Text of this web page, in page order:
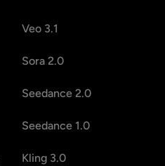
Veo 3.1
Sora 2.0
Seedance 2.0
Seedance 1.0
Kling 3.0